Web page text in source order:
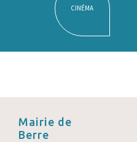
CINÉMA
Mairie de
Berre